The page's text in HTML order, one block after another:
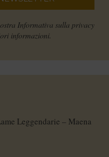
Informativa sulla privacy
informazioni.
Leggendarie – Maena